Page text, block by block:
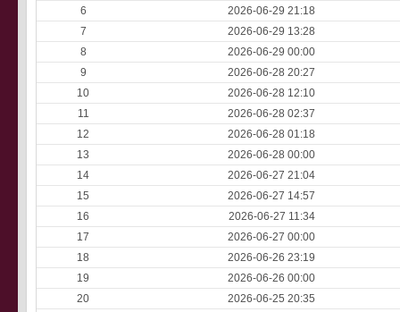
6
2026-06-29 21:18
7
2026-06-29 13:28
8
2026-06-29 00:00
9
2026-06-28 20:27
10
2026-06-28 12:10
11
2026-06-28 02:37
12
2026-06-28 01:18
13
2026-06-28 00:00
14
2026-06-27 21:04
15
2026-06-27 14:57
16
2026-06-27 11:34
17
2026-06-27 00:00
18
2026-06-26 23:19
19
2026-06-26 00:00
20
2026-06-25 20:35